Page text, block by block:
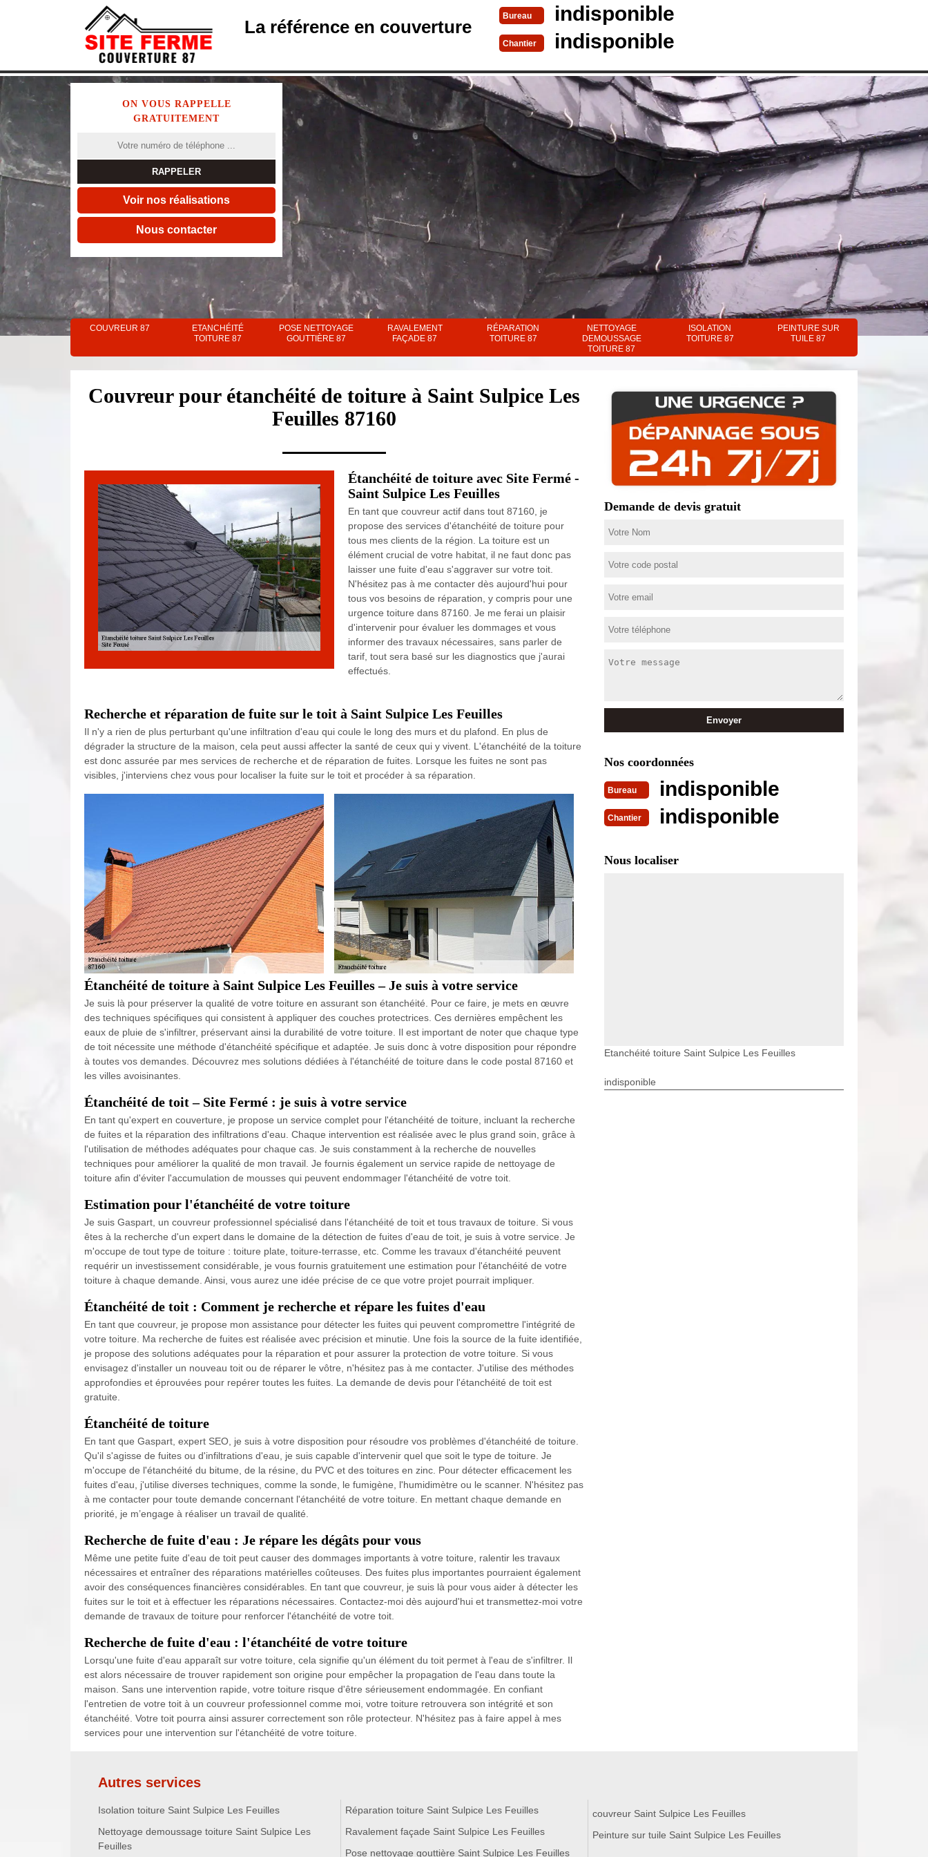
La référence en couverture
Bureau indisponible
Chantier indisponible
ON VOUS RAPPELLE
GRATUITEMENT
Voir nos réalisations
Nous contacter
COUVREUR 87
ETANCHÉITÉ
TOITURE 87
POSE NETTOYAGE
GOUTTIÈRE 87
RAVALEMENT
FAÇADE 87
RÉPARATION
TOITURE 87
NETTOYAGE
DEMOUSSAGE
TOITURE 87
ISOLATION
TOITURE 87
PEINTURE SUR
TUILE 87
Couvreur pour étanchéité de toiture à Saint Sulpice Les
Feuilles 87160
Étanchéité de toiture avec Site Fermé -
Saint Sulpice Les Feuilles
En tant que couvreur actif dans tout 87160, je
propose des services d'étanchéité de toiture pour
tous mes clients de la région. La toiture est un
élément crucial de votre habitat, il ne faut donc pas
laisser une fuite d'eau s'aggraver sur votre toit.
N'hésitez pas à me contacter dès aujourd'hui pour
tous vos besoins de réparation, y compris pour une
urgence toiture dans 87160. Je me ferai un plaisir
d'intervenir pour évaluer les dommages et vous
informer des travaux nécessaires, sans parler de
tarif, tout sera basé sur les diagnostics que j'aurai
effectués.
Recherche et réparation de fuite sur le toit à Saint Sulpice Les Feuilles
Il n'y a rien de plus perturbant qu'une infiltration d'eau qui coule le long des murs et du plafond. En plus de
dégrader la structure de la maison, cela peut aussi affecter la santé de ceux qui y vivent. L'étanchéité de la toiture
est donc assurée par mes services de recherche et de réparation de fuites. Lorsque les fuites ne sont pas
visibles, j'interviens chez vous pour localiser la fuite sur le toit et procéder à sa réparation.
Étanchéité de toiture à Saint Sulpice Les Feuilles – Je suis à votre service
Je suis là pour préserver la qualité de votre toiture en assurant son étanchéité. Pour ce faire, je mets en œuvre
des techniques spécifiques qui consistent à appliquer des couches protectrices. Ces dernières empêchent les
eaux de pluie de s'infiltrer, préservant ainsi la durabilité de votre toiture. Il est important de noter que chaque type
de toit nécessite une méthode d'étanchéité spécifique et adaptée. Je suis donc à votre disposition pour répondre
à toutes vos demandes. Découvrez mes solutions dédiées à l'étanchéité de toiture dans le code postal 87160 et
les villes avoisinantes.
Étanchéité de toit – Site Fermé : je suis à votre service
En tant qu'expert en couverture, je propose un service complet pour l'étanchéité de toiture, incluant la recherche
de fuites et la réparation des infiltrations d'eau. Chaque intervention est réalisée avec le plus grand soin, grâce à
l'utilisation de méthodes adéquates pour chaque cas. Je suis constamment à la recherche de nouvelles
techniques pour améliorer la qualité de mon travail. Je fournis également un service rapide de nettoyage de
toiture afin d'éviter l'accumulation de mousses qui peuvent endommager l'étanchéité de votre toit.
Estimation pour l'étanchéité de votre toiture
Je suis Gaspart, un couvreur professionnel spécialisé dans l'étanchéité de toit et tous travaux de toiture. Si vous
êtes à la recherche d'un expert dans le domaine de la détection de fuites d'eau de toit, je suis à votre service. Je
m'occupe de tout type de toiture : toiture plate, toiture-terrasse, etc. Comme les travaux d'étanchéité peuvent
requérir un investissement considérable, je vous fournis gratuitement une estimation pour l'étanchéité de votre
toiture à chaque demande. Ainsi, vous aurez une idée précise de ce que votre projet pourrait impliquer.
Étanchéité de toit : Comment je recherche et répare les fuites d'eau
En tant que couvreur, je propose mon assistance pour détecter les fuites qui peuvent compromettre l'intégrité de
votre toiture. Ma recherche de fuites est réalisée avec précision et minutie. Une fois la source de la fuite identifiée,
je propose des solutions adéquates pour la réparation et pour assurer la protection de votre toiture. Si vous
envisagez d'installer un nouveau toit ou de réparer le vôtre, n'hésitez pas à me contacter. J'utilise des méthodes
approfondies et éprouvées pour repérer toutes les fuites. La demande de devis pour l'étanchéité de toit est
gratuite.
Étanchéité de toiture
En tant que Gaspart, expert SEO, je suis à votre disposition pour résoudre vos problèmes d'étanchéité de toiture.
Qu'il s'agisse de fuites ou d'infiltrations d'eau, je suis capable d'intervenir quel que soit le type de toiture. Je
m'occupe de l'étanchéité du bitume, de la résine, du PVC et des toitures en zinc. Pour détecter efficacement les
fuites d'eau, j'utilise diverses techniques, comme la sonde, le fumigène, l'humidimètre ou le scanner. N'hésitez pas
à me contacter pour toute demande concernant l'étanchéité de votre toiture. En mettant chaque demande en
priorité, je m’engage à réaliser un travail de qualité.
Recherche de fuite d'eau : Je répare les dégâts pour vous
Même une petite fuite d'eau de toit peut causer des dommages importants à votre toiture, ralentir les travaux
nécessaires et entraîner des réparations matérielles coûteuses. Des fuites plus importantes pourraient également
avoir des conséquences financières considérables. En tant que couvreur, je suis là pour vous aider à détecter les
fuites sur le toit et à effectuer les réparations nécessaires. Contactez-moi dès aujourd'hui et transmettez-moi votre
demande de travaux de toiture pour renforcer l'étanchéité de votre toit.
Recherche de fuite d'eau : l'étanchéité de votre toiture
Lorsqu'une fuite d'eau apparaît sur votre toiture, cela signifie qu'un élément du toit permet à l'eau de s'infiltrer. Il
est alors nécessaire de trouver rapidement son origine pour empêcher la propagation de l'eau dans toute la
maison. Sans une intervention rapide, votre toiture risque d'être sérieusement endommagée. En confiant
l'entretien de votre toit à un couvreur professionnel comme moi, votre toiture retrouvera son intégrité et son
étanchéité. Votre toit pourra ainsi assurer correctement son rôle protecteur. N'hésitez pas à faire appel à mes
services pour une intervention sur l'étanchéité de votre toiture.
Demande de devis gratuit
Nos coordonnées
Bureau indisponible
Chantier indisponible
Nous localiser
Etanchéité toiture Saint Sulpice Les Feuilles
indisponible
Autres services
Isolation toiture Saint Sulpice Les Feuilles
Nettoyage demoussage toiture Saint Sulpice Les
Feuilles
Réparation toiture Saint Sulpice Les Feuilles
Ravalement façade Saint Sulpice Les Feuilles
Pose nettoyage gouttière Saint Sulpice Les Feuilles
couvreur Saint Sulpice Les Feuilles
Peinture sur tuile Saint Sulpice Les Feuilles